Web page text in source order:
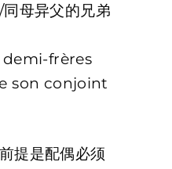
母异父的兄弟
demi-frères
son conjoint
提是配偶必须